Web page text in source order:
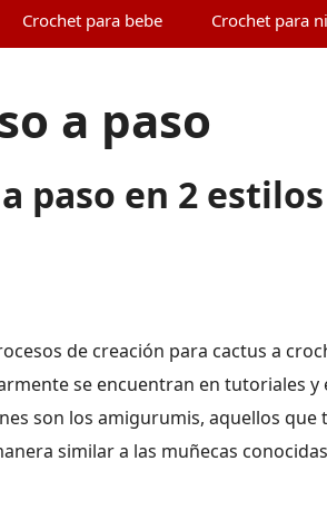
Crochet para bebe Crochet para
a paso
paso en 2 estilos
de creación para cactus a
se encuentran en tutoriales y
son los amigurumis, aquellos que
similar a las muñecas